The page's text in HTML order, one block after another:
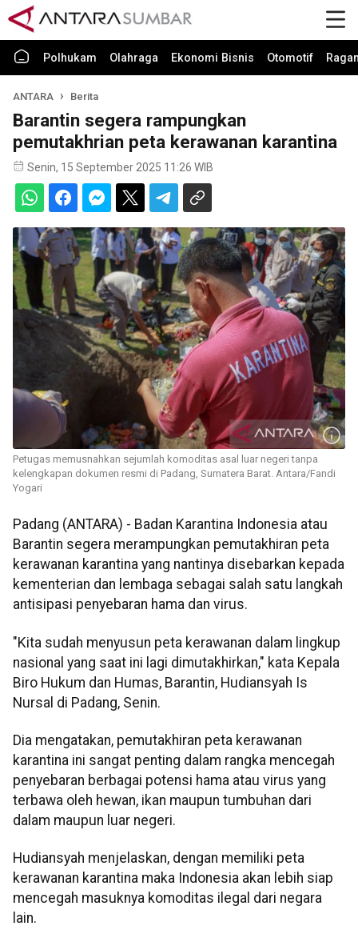
Polhukam Olahraga Ekonomi Bisnis Otomotif
ANTARA Berita
Barantin segera rampungkan
pemutakhrian peta kerawanan karantina
Senin, 15 September 2025 11:26 WIB
Petugas memusnahkan sejumlah komoditas asal luar negeri tanpa
kelengkapan dokumen resmi di Padang, Sumatera Barat. Antara/Fandi
Yogari
Padang (ANTARA) - Badan Karantina Indonesia atau
Barantin segera merampungkan pemutakhiran peta
kerawanan karantina yang nantinya disebarkan kepada
kementerian dan lembaga sebagai salah satu langkah
antisipasi penyebaran hama dan virus.
"Kita sudah menyusun peta kerawanan dalam lingkup
nasional yang saat ini lagi dimutakhirkan," kata Kepala
Biro Hukum dan Humas, Barantin, Hudiansyah Is
Nursal di Padang, Senin.
Dia mengatakan, pemutakhiran peta kerawanan
karantina ini sangat penting dalam rangka mencegah
penyebaran berbagai potensi hama atau virus yang
terbawa oleh hewan, ikan maupun tumbuhan dari
dalam maupun luar negeri.
Hudiansyah menjelaskan, dengan memiliki peta
kerawanan karantina maka Indonesia akan lebih siap
mencegah masuknya komoditas ilegal dari negara
lain.